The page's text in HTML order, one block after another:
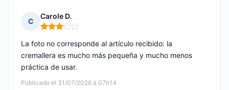
C
Carole D.
Nota: 3 de 5
Publicado el 31/07/2026 à 07h14
La foto no corresponde al artículo recibido: la
cremallera es mucho más pequeña y mucho menos
práctica de usar.